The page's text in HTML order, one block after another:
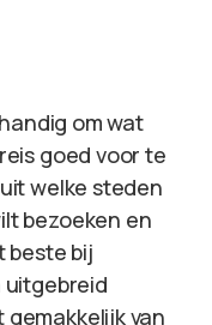
om wat
goed voor te
welke steden
bezoeken en
beste bij
uitgebreid
van